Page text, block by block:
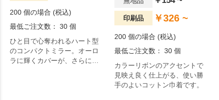
200 個の場合 (税込)
最低ご注文数： 30 個
ひと目で心奪われるハート型
のコンパクトミラー。オーロ
ラに輝くカバーが、さらにギ
印刷品 ￥326 ~
200 個の場合 (税込)
最低ご注文数： 30 個
カラーリボンのアクセントで
見映え良く仕上がる、使い勝
手のよいコットン巾着です。